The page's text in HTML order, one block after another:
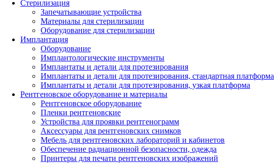
Стерилизация
Запечатывающие устройства
Материалы для стерилизации
Оборудование для стерилизации
Имплантация
Оборудование
Имплантологические инструменты
Имплантаты и детали для протезирования
Имплантаты и детали для протезирования, стандартная платформа
Имплантаты и детали для протезирования, узкая платформа
Рентгеновское оборудование и материалы
Рентгеновское оборудование
Пленки рентгеновские
Устройства для проявки рентгенограмм
Аксессуары для рентгеновских снимков
Мебель для рентгеновских лабораторий и кабинетов
Обеспечение радиационной безопасности, одежда
Принтеры для печати рентгеновских изображений